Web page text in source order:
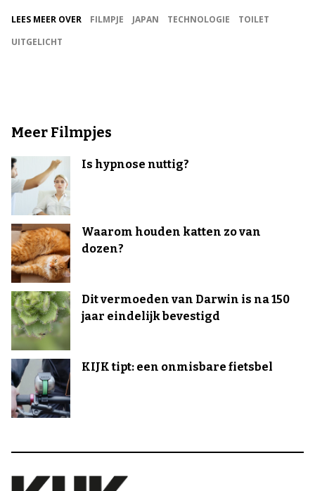
LEES MEER OVER FILMPJE JAPAN TECHNOLOGIE
TOILET
UITGELICHT
Meer Filmpjes
Is hypnose nuttig?
Waarom houden katten zo van
dozen?
Dit vermoeden van Darwin is na 150
jaar eindelijk bevestigd
KIJK tipt: een onmisbare fietsbel